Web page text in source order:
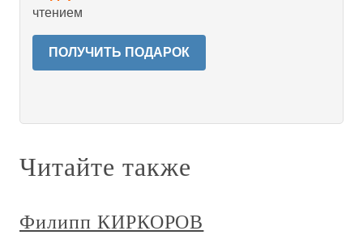
чтением
ПОЛУЧИТЬ ПОДАРОК
Читайте также
Филипп КИРКОРОВ